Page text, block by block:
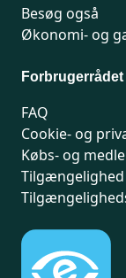
Besøg også
Økonomi- og
FAQ
Cookie- og
Købs- og
Tilgængelighed